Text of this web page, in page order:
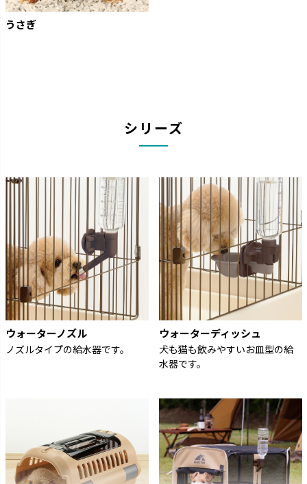
うさぎ
シリーズ
ウォーターノズル
ノズルタイプの給水器です。
ウォーターディッシュ
犬も猫も飲みやすいお皿型の給
水器です。